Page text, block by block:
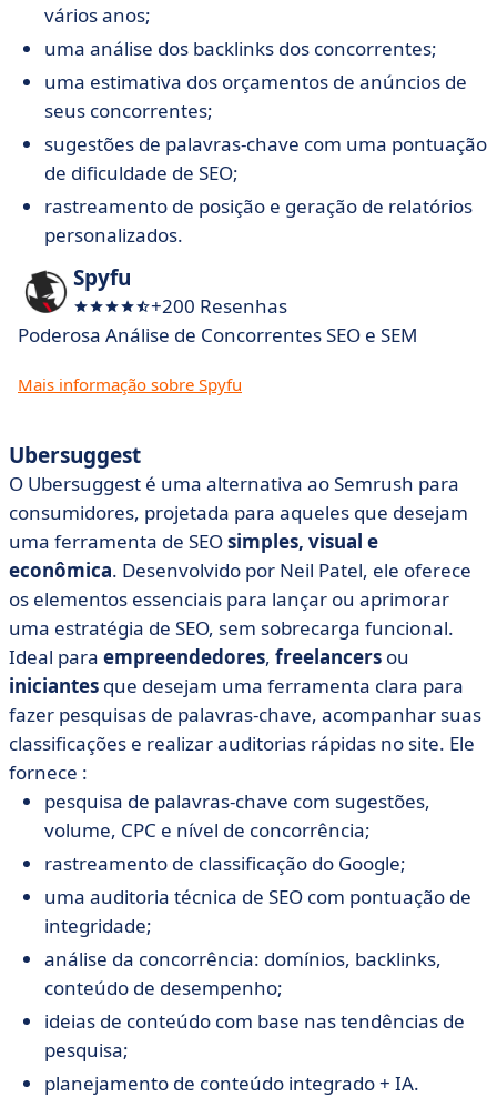
vários anos;
uma análise dos backlinks dos concorrentes;
uma estimativa dos orçamentos de anúncios de
seus concorrentes;
sugestões de palavras-chave com uma pontuação
de dificuldade de SEO;
rastreamento de posição e geração de relatórios
personalizados.
Spyfu
+200 Resenhas
Poderosa Análise de Concorrentes SEO e SEM
Mais informação sobre Spyfu
Ubersuggest
O Ubersuggest é uma alternativa ao Semrush para
consumidores, projetada para aqueles que desejam
uma ferramenta de SEOsimples, visual e
econômica. Desenvolvido por Neil Patel, ele oferece
os elementos essenciais para lançar ou aprimorar
uma estratégia de SEO, sem sobrecarga funcional.
Ideal para empreendedores, freelancers ou
iniciantes que desejam uma ferramenta clara para
fazer pesquisas de palavras-chave, acompanhar suas
classificações e realizar auditorias rápidas no site. Ele
fornece :
pesquisa de palavras-chave com sugestões,
volume, CPC e nível de concorrência;
rastreamento de classificação do Google;
uma auditoria técnica de SEO com pontuação de
integridade;
análise da concorrência: domínios, backlinks,
conteúdo de desempenho;
ideias de conteúdo com base nas tendências de
pesquisa;
planejamento de conteúdo integrado + IA.